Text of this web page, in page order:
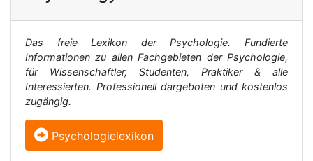
Das freie Lexikon der Psychologie. Fundierte
Informationen zu allen Fachgebieten der Psychologie,
für Wissenschaftler, Studenten, Praktiker & alle
Interessierten. Professionell dargeboten und kostenlos
zugängig.
Psychologielexikon